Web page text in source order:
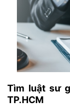
Tìm luật sư
TP.HCM